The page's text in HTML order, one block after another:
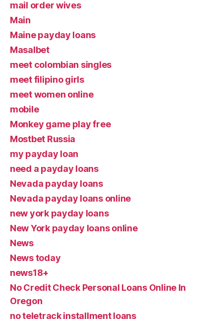
mail order wives
Main
Maine payday loans
Masalbet
meet colombian singles
meet filipino girls
meet women online
mobile
Monkey game play free
Mostbet Russia
my payday loan
need a payday loans
Nevada payday loans
Nevada payday loans online
new york payday loans
New York payday loans online
News
News today
news18+
No Credit Check Personal Loans Online In
Oregon
no teletrack installment loans